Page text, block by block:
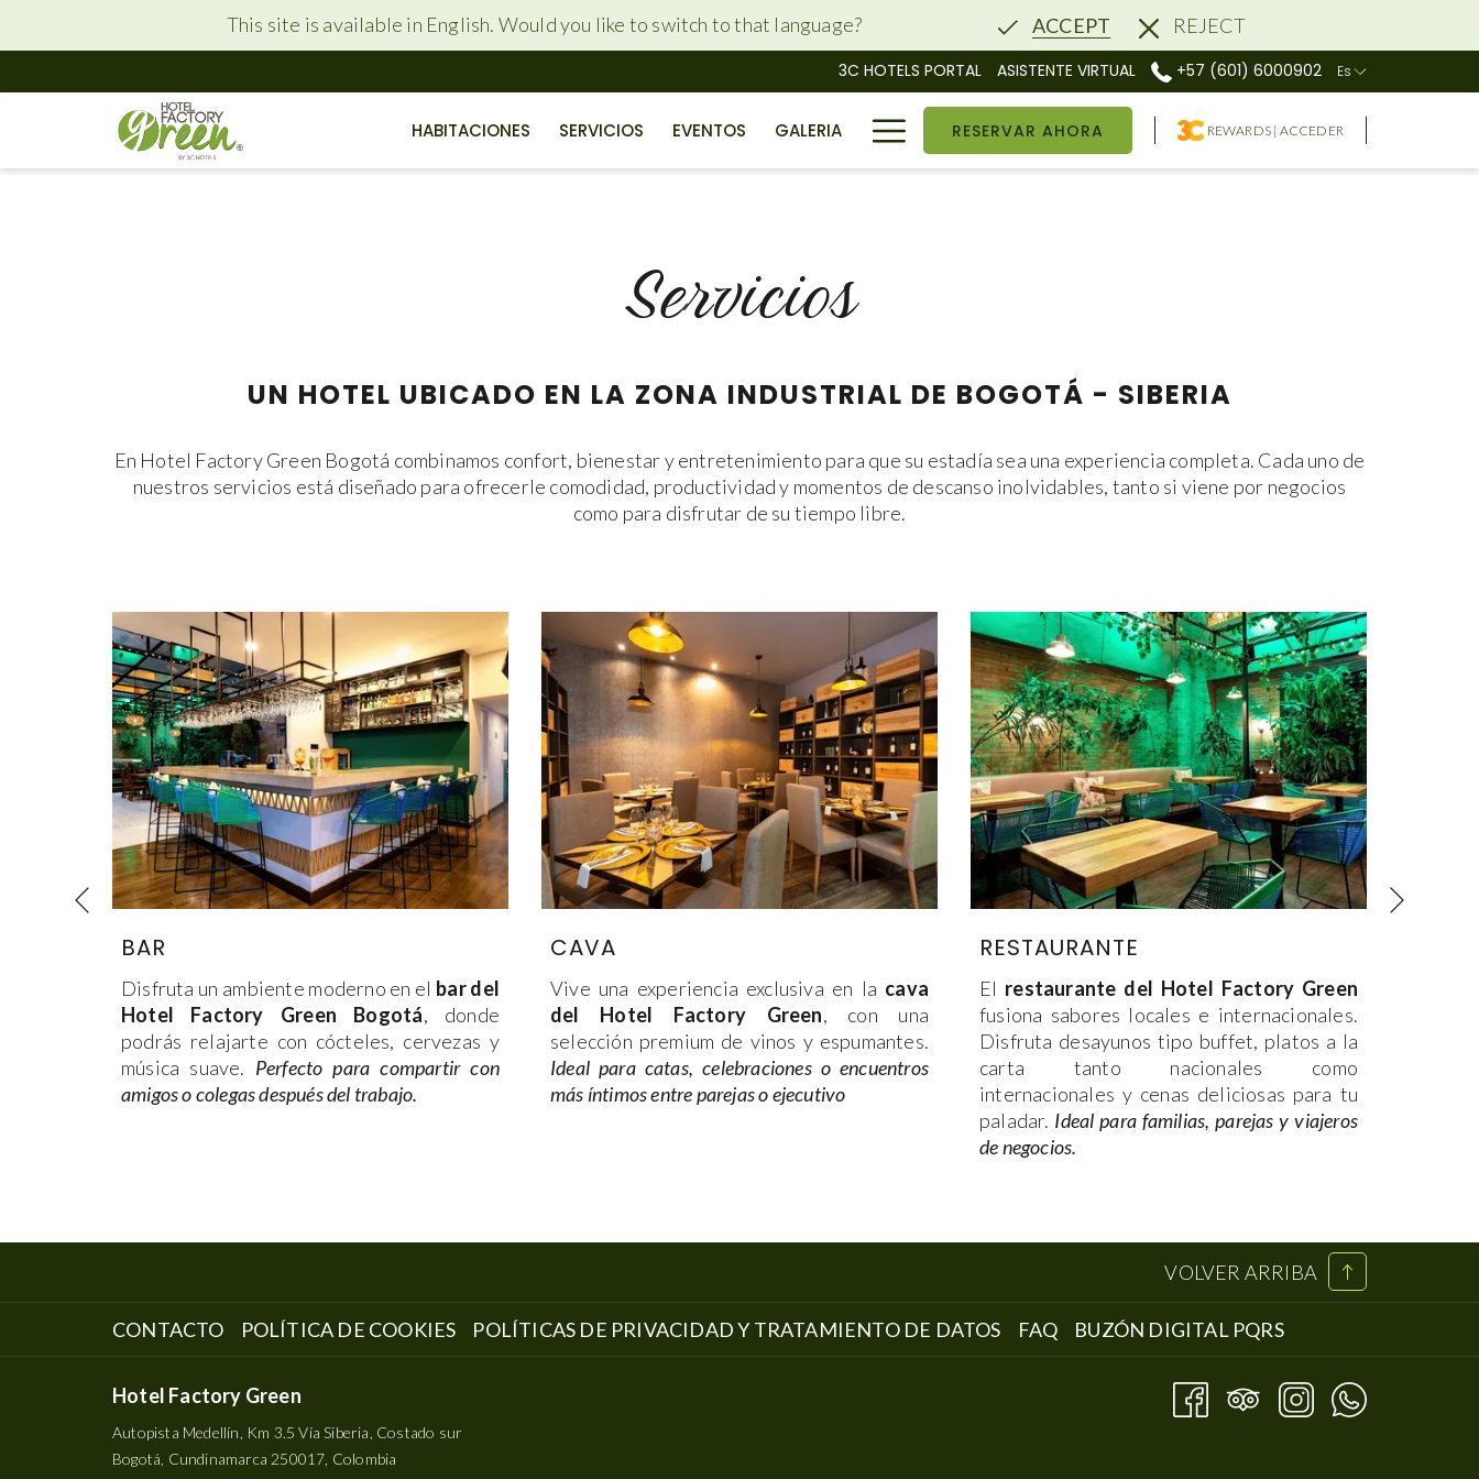
This site is available in English. Would you like to switch to that language? ACCEPT REJECT
3C HOTELS PORTAL ASISTENTE VIRTUAL +57 (601) 6000902 Es
HABITACIONES SERVICIOS EVENTOS GALERIA Hamburger
MenuRESERVAR AHORA REWARDS | ACCEDER
Servicios
UN HOTEL UBICADO EN LA ZONA INDUSTRIAL DE BOGOTÁ - SIBERIA
En Hotel Factory Green Bogotá combinamos confort, bienestar y entretenimiento para que su estadía sea una experiencia completa. Cada uno de
nuestros servicios está diseñado para ofrecerle comodidad, productividad y momentos de descanso inolvidables, tanto si viene por negocios
como para disfrutar de su tiempo libre.
Anterior
BAR
Disfruta un ambiente moderno en el bar del
Hotel Factory Green Bogotá, donde
podrás relajarte con cócteles, cervezas y
música suave. Perfecto para compartir con
amigos o colegas después del trabajo.
CAVA
Vive una experiencia exclusiva en la cava
del Hotel Factory Green, con una
selección premium de vinos y espumantes.
Ideal para catas, celebraciones o encuentros
más íntimos entre parejas o ejecutivo
RESTAURANTE
El restaurante del Hotel Factory Green
fusiona sabores locales e internacionales.
Disfruta desayunos tipo buffet, platos a la
carta tanto nacionales como
internacionales y cenas deliciosas para tu
paladar. Ideal para familias, parejas y viajeros
de negocios.
VOLVER ARRIBA
CONTACTOABRE
EN
NUEVA
PESTAÑA
POLÍTICA DE COOKIESABRE
EN
PESTAÑA
POLÍTICAS DE PRIVACIDAD Y TRATAMIENTO DE DATOS FAQABRE
EN
BUZÓN DIGITAL PQRSABRE
EN
UNA
NUEVA
Hotel Factory Green
Autopista Medellín, Km 3.5 Vía Siberia, Costado sur
Bogotá, Cundinamarca 250017, Colombia